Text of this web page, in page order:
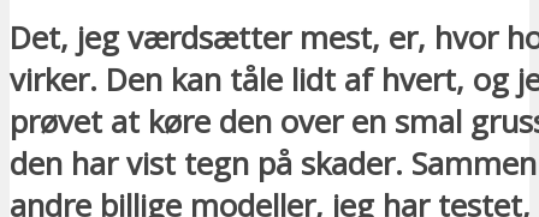
Det, jeg værdsætter mest, er, hvor
virker. Den kan tåle lidt af hvert, og
prøvet at køre den over en smal
den har vist tegn på skader.
andre billige modeller, jeg har